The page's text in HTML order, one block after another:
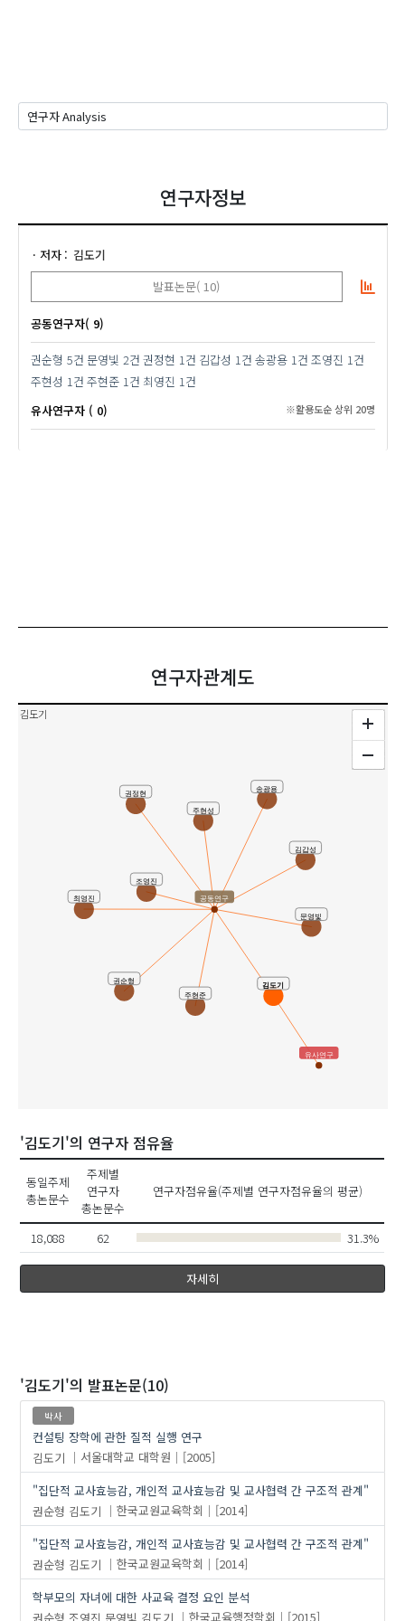
연구자정보
저자
김도기
발표논문( 10)
공동연구자( 9)
권순형 5건 문영빛 2건 권정현 1건 김갑성 1건 송광용 1건 조영진 1건
주현성 1건 주현준 1건 최영진 1건
유사연구자 ( 0)
※활용도순 상위 20명
연구자관계도
김도기
김갑성
최영진
주현준
권순형
주현성
송광용
권정현
문영빛
조영진
김도기
공동연구
유사연구
'김도기'의 연구자 점유율
동일주제
총논문수
주제별
연구자
총논문수
연구자점유율(주제별 연구자점유율의 평균)
18,088 62 31.3%
자세히
'김도기'의 발표논문(10)
박사
컨설팅 장학에 관한 질적 실행 연구
김도기
서울대학교 대학원
[2005]
"집단적 교사효능감, 개인적 교사효능감 및 교사협력 간 구조적 관계"
권순형 김도기 한국교원교육학회
[2014]
"집단적 교사효능감, 개인적 교사효능감 및 교사협력 간 구조적 관계"
권순형 김도기 한국교원교육학회
[2014]
학부모의 자녀에 대한 사교육 결정 요인 분석
권순형 조영진 문영빛 김도기 한국교육행정학회 [2015]